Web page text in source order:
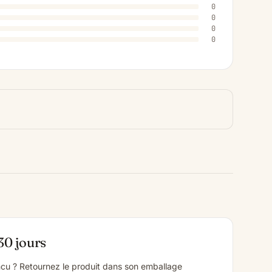
0
0
0
0
jours
? Retournez le produit dans son emballage